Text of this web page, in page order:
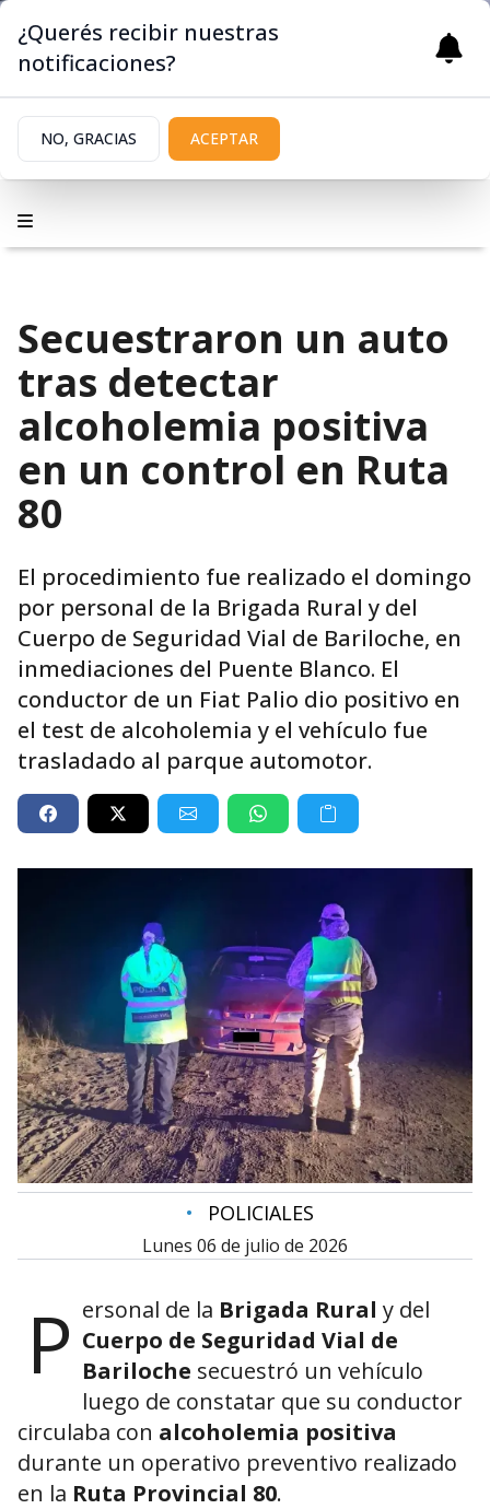
Secuestraron un auto
tras detectar
alcoholemia positiva
en un control en Ruta
80
El procedimiento fue realizado el domingo
por personal de la Brigada Rural y del
Cuerpo de Seguridad Vial de Bariloche, en
inmediaciones del Puente Blanco. El
conductor de un Fiat Palio dio positivo en
el test de alcoholemia y el vehículo fue
trasladado al parque automotor.
• POLICIALES
lunes 06 de julio de 2026
P ersonal de la Brigada Rural y del
Cuerpo de Seguridad Vial de
Bariloche secuestró un vehículo
luego de constatar que su conductor
circulaba con alcoholemia positiva
durante un operativo preventivo realizado
en la Ruta Provincial 80.
¿Querés recibir nuestras
notificaciones?
NO, GRACIAS ACEPTAR